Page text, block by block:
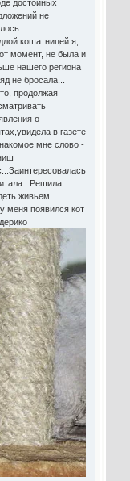
достойных
не
кошатницей я,
момент, не была и
нашего региона
не бросала...
продолжая
о
в газете
мне слово -
живьем...
меня появился кот